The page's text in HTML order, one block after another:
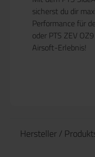
sicherst du dir
Performance für
oder PTS ZEV
Airsoft-Erlebnis!
Hersteller /